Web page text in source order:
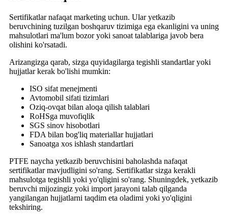
Sertifikatlar nafaqat marketing uchun. Ular yetkazib
beruvchining tuzilgan boshqaruv tizimiga ega ekanligini va uning
mahsulotlari ma'lum bozor yoki sanoat talablariga javob bera
olishini ko'rsatadi.
Arizangizga qarab, sizga quyidagilarga tegishli standartlar yoki
hujjatlar kerak bo'lishi mumkin:
ISO sifat menejmenti
Avtomobil sifati tizimlari
Oziq-ovqat bilan aloqa qilish talablari
RoHSga muvofiqlik
SGS sinov hisobotlari
FDA bilan bog'liq materiallar hujjatlari
Sanoatga xos ishlash standartlari
PTFE naycha yetkazib beruvchisini baholashda nafaqat
sertifikatlar mavjudligini so'rang. Sertifikatlar sizga kerakli
mahsulotga tegishli yoki yo'qligini so'rang. Shuningdek, yetkazib
beruvchi mijozingiz yoki import jarayoni talab qilganda
yangilangan hujjatlarni taqdim eta oladimi yoki yo'qligini
tekshiring.